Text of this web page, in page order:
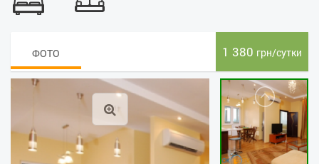
ФОТО 1 380 грн/сутки